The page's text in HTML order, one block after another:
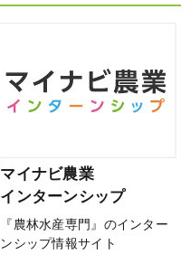
マイナビ農業
インターンシップ
『農林水産専門』のインター
ンシップ情報サイト